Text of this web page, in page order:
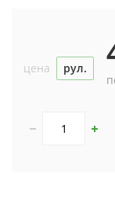
цена рул.